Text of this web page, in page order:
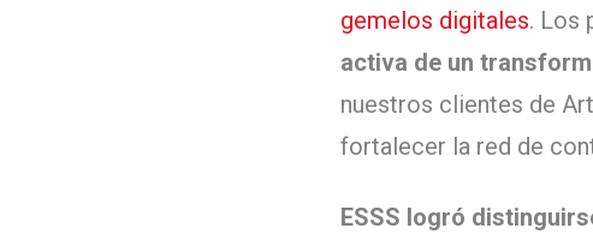
gemelos digitales. Los
activa de un
nuestros clientes de
fortalecer la red de
ESSS logró